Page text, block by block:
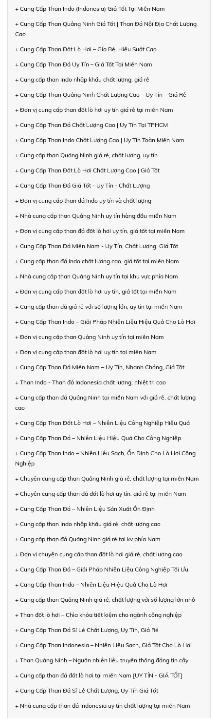
+ Cung Cấp Than Indo (Indonesia) Giá Tốt Tại Miền Nam
+ Cung Cấp Than Quảng Ninh Giá Tốt | Than Đá Nội Địa Chất Lượng
Cao
+ Cung Cấp Than Đốt Lò Hơi – Gía Rẻ, Hiệu Suất Cao
+ Cung Cấp Than Đá Uy Tín – Giá Tốt Tại Miền Nam
+ Cung cấp than Indo nhập khẩu chất lượng, giá rẻ
+ Cung Cấp Than Quảng Ninh Chất Lượng Cao – Uy Tín – Giá Rẻ
+ Đơn vị cung cấp than đốt lò hơi uy tín giá rẻ tại miền Nam
+ Cung Cấp Than Đá Chất Lượng Cao | Uy Tín Tại TPHCM
+ Cung Cấp Than Indo Chất Lượng Cao | Uy Tín Toàn Miền Nam
+ Cung cấp than Quảng Ninh giá rẻ, chất lượng, uy tín
+ Cung Cấp Than Đốt Lò Hơi Chất Lượng Cao | Giá Tốt
+ Cung Cấp Than Đá Giá Tốt - Uy Tín - Chất Lượng
+ Đơn vị cung cấp than đá Indo uy tín và chất lượng
+ Nhà cung cấp than Quảng Ninh uy tín hàng đầu miền Nam
+ Đơn vị cung cấp than đá đốt lò hơi uy tín, giá tốt tại miền Nam
+ Cung Cấp Than Đá Miền Nam - Uy Tín, Chất Lượng, Giá Tốt
+ Cung cấp than đá Indo chất lượng cao, giá tốt tại miền Nam
+ Nhà cung cấp than Quảng Ninh uy tín tại khu vực phía Nam
+ Đơn vị cung cấp than đốt lò hơi uy tín, giá tốt tại miền Nam
+ Cung cấp than đá giá rẻ với số lượng lớn, uy tín tại miền Nam
+ Cung Cấp Than Indo – Giải Pháp Nhiên Liệu Hiệu Quả Cho Lò Hơi
+ Đơn vị cung cấp than Quảng Ninh uy tín tại miền Nam
+ Đơn vị cung cấp than đốt lò hơi uy tín tại miền Nam
+ Cung Cấp Than Đá Miền Nam – Uy Tín, Nhanh Chóng, Giá Tốt
+ Than Indo - Than đá Indonesia chất lượng, nhiệt trị cao
+ Cung cấp than đá Quảng Ninh tại miền Nam với giá rẻ, chất lượng
cao
+ Cung Cấp Than Đốt Lò Hơi – Nhiên Liệu Công Nghiệp Hiệu Quả
+ Cung Cấp Than Đá – Nhiên Liệu Hiệu Quả Cho Công Nghiệp
+ Cung Cấp Than Indo – Nhiên Liệu Sạch, Ổn Định Cho Lò Hơi Công
Nghiệp
+ Chuyên cung cấp than Quảng Ninh giá rẻ, chất lượng tại miền Nam
+ Chuyên cung cấp than đá đốt lò hơi uy tín, giá rẻ tại miền Nam
+ Cung Cấp Than Đá – Nhiên Liệu Sản Xuất Ổn Định
+ Cung cấp than Indo nhập khẩu giá rẻ, chất lượng cao
+ Cung cấp than đá Quảng Ninh giá rẻ tại kv phía Nam
+ Đơn vị chuyên cung cấp than đốt lò hơi giá rẻ, chất lượng cao
+ Cung Cấp Than Đá – Giải Pháp Nhiên Liệu Công Nghiệp Tối Ưu
+ Cung Cấp Than Indo – Nhiên Liệu Hiệu Quả Cho Lò Hơi
+ Cung cấp than Quảng Ninh giá rẻ, chất lượng với số lượng lớn nhỏ
+ Than đốt lò hơi – Chìa khóa tiết kiệm cho ngành công nghiệp
+ Cung Cấp Than Đá Sỉ Lẻ Chất Lượng, Uy Tín, Giá Rẻ
+ Cung Cấp Than Indonesia – Nhiên Liệu Sạch, Giá Tốt Cho Lò Hơi
+ Than Quảng Ninh – Nguồn nhiên liệu truyền thống đáng tin cậy
+ Cung cấp than đá đốt lò hơi tại miền Nam [UY TÍN - GIÁ TỐT]
+ Cung Cấp Than Đá Sỉ Lẻ Chất Lượng, Uy Tín Giá Tốt
+ Nhà cung cấp than đá Indonesia uy tín chất lượng tại miền Nam